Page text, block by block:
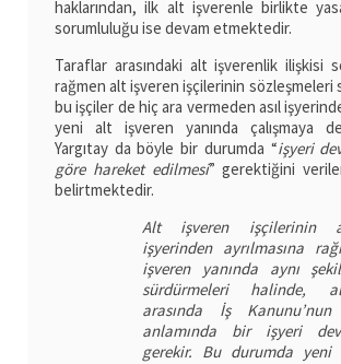
haklarından, ilk alt işverenle birlikte
sorumluluğu ise devam etmektedir.
Taraflar arasındaki alt işverenlik ilişkisi
rağmen alt işveren işçilerinin sözleşmeleri
bu işçiler de hiç ara vermeden asıl
yeni alt işveren yanında çalışmaya
Yargıtay da böyle bir durumda “işyeri
göre hareket edilmesi” gerektiğini
belirtmektedir.
Alt işveren işçilerinin
işyerinden ayrılmasına
işveren yanında aynı
sürdürmeleri halinde,
arasında İş
anlamında bir işyeri
gerekir. Bu durumda yeni